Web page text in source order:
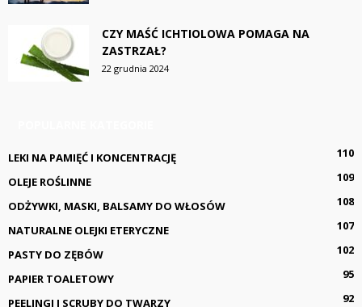
CZY MAŚĆ ICHTIOLOWA POMAGA NA
ZASTRZAŁ?
22 grudnia 2024
LEKI NA PAMIĘĆ I KONCENTRACJĘ
110
OLEJE ROŚLINNE
109
ODŻYWKI, MASKI, BALSAMY DO WŁOSÓW
108
NATURALNE OLEJKI ETERYCZNE
107
PASTY DO ZĘBÓW
102
PAPIER TOALETOWY
95
PEELINGI I SCRUBY DO TWARZY
92